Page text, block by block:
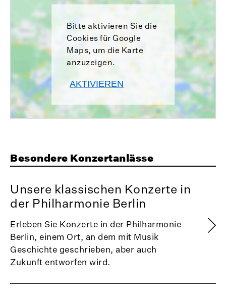
Bitte aktivieren Sie die
Cookies für Google
Maps, um die Karte
anzuzeigen.
AKTIVIEREN
Besondere Konzertanlässe
Unsere klassischen Konzerte in
der Philharmonie Berlin
Erleben Sie Konzerte in der Philharmonie
Berlin, einem Ort, an dem mit Musik
Geschichte geschrieben, aber auch
Zukunft entworfen wird.